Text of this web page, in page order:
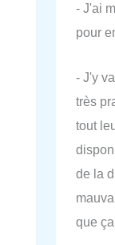
- J'ai
pour
- J'y
très
tout
de la
que